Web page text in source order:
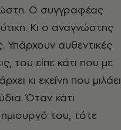
Ο συγγραφέας
Κι ο αναγνώστης
Υπάρχουν αυθεντικές
του είπε κάτι που με
κι εκείνη που μιλάει
Όταν κάτι
του, τότε